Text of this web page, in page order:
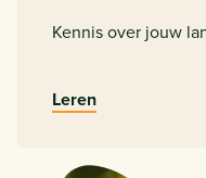
Kennis over jouw
Leren